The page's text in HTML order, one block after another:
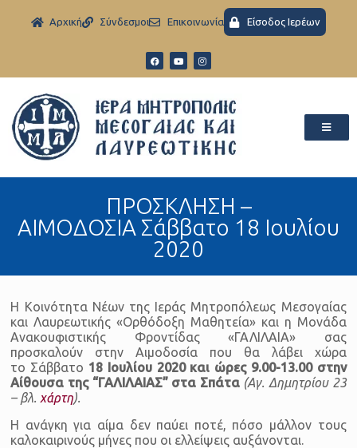
Aρχική Σύνδεσμοι Eπικοινωνία Είσοδος Ιερέων
ΠΡΟΣΚΛΗΣΗ –
ΑΙΜΟΔΟΣΙΑ Σάββατο 18 Ιουλίου
2020
Η Κοινότητα Νέων της Ιεράς Μητροπόλεως Μεσογαίας
και Λαυρεωτικής «Ορθόδοξη Μαθητεία» και η Μονάδα
Ανακουφιστικής Φροντίδας «ΓΑΛΙΛΑΙΑ» σας
προσκαλούν στην Αιμοδοσία που θα λάβει χώρα
το Σάββατο 18 Ioυλίου 2020 και ώρες 9.00-13.00 στην
Αίθουσα της “ΓΑΛΙΛΑΙΑΣ” στα Σπάτα (Αγ. Δημητρίου 23
– βλ. χάρτη).
Η ανάγκη για αίμα δεν παύει ποτέ, πόσο μάλλον τους
καλοκαιρινούς μήνες που οι ελλείψεις αυξάνονται.